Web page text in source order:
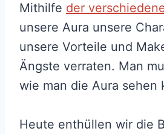
Mithilfe der
unsere Aura unsere
unsere Vorteile und
Ängste verraten. Man
wie man die Aura sehen
Heute enthüllen wir die